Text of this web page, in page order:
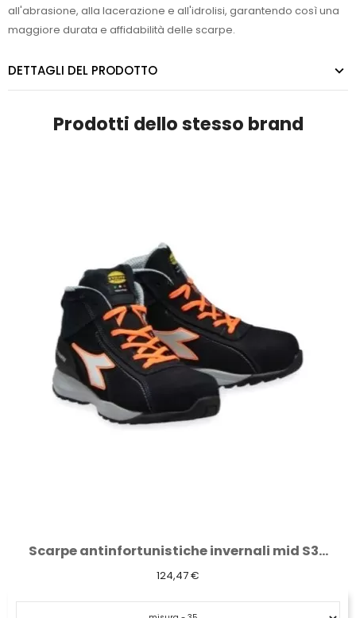
all'abrasione, alla lacerazione e all'idrolisi, garantendo così una
maggiore durata e affidabilità delle scarpe.
DETTAGLI DEL PRODOTTO
Prodotti dello stesso brand
Scarpe antinfortunistiche invernali mid S3...
124,47 €